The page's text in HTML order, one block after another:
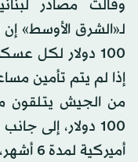
وقالت مصادر
لـ«الشرق الأوسط»
100 دولار لكل
100 دولار، إلى